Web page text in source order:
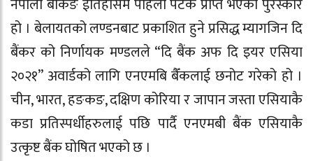
नेपाली बैँकिङ ईतिहासमै पहिलो पटक प्राप्त भएको पुरस्कार
हो । बेलायतको लण्डनबाट प्रकाशित हुने प्रसिद्ध म्यागजिन दि
बैंकर को निर्णायक मण्डलले “दि बैंक अफ दि इयर एसिया
२०२१” अवार्डको लागि एनएमबि बैँकलाई छनोट गरेको हो ।
चीन, भारत, हङकङ, दक्षिण कोरिया र जापान जस्ता एसियाकै
कडा प्रतिस्पर्धीहरुलाई पछि पार्दै एनएमबी बैंक एसियाकै
उत्कृष्ट बैंक घोषित भएको छ ।